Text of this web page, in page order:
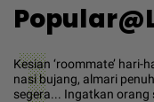
Kesian ‘roommate’ hari-
nasi bujang, almari
segera... Ingatkan orang